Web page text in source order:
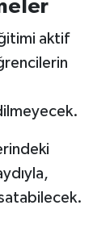
aktif